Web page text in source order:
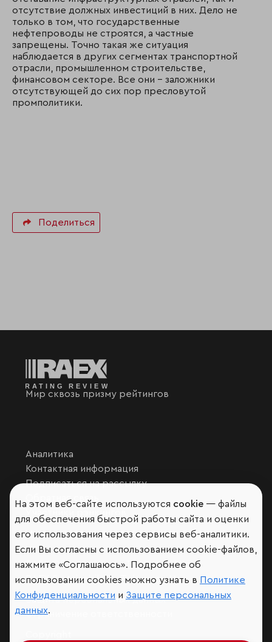
отсутствие должных инвестиций в них. Дело не
только в том, что государственные
нефтепроводы не строятся, а частные
запрещены. Точно такая же ситуация
наблюдается в других сегментах транспортной
отрасли, промышленном строительстве,
финансовом секторе. Все они - заложники
отсутствующей до сих пор пресловутой
промполитики.
Поделиться
Мир сквозь призму рейтингов
Аналитика
Контактная информация
Подписаться на рассылку
Обратная связь
Участники рэнкингов
Мы в социальных сетях и мессенджерах
VK
RAEX Образование – Telegram,Max
RAEX Sustainability –Telegram,Max
Защита персональных данных
Ограничение ответственности
На этом веб-сайте используются cookie — файлы
для обеспечения быстрой работы сайта и оценки
его использования через сервисы веб-аналитики.
Если Вы согласны с использованием cookie-файлов,
нажмите «Соглашаюсь». Подробнее об
использовании cookies можно узнать в Политике
Конфиденциальности и Защите персональных
данных.